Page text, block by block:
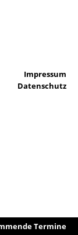
Impressum
Datenschutz
Termine